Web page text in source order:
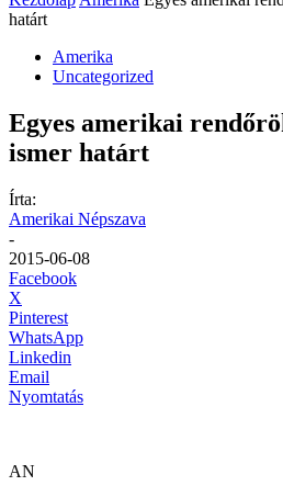
határt
Amerika
Uncategorized
Egyes amerikai
ismer határt
Írta:
Amerikai Népszava
-
2015-06-08
Facebook
X
Pinterest
WhatsApp
Linkedin
Email
Nyomtatás
AN